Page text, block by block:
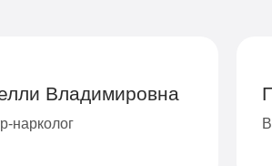
наблюдение
Владимировна
нарколог